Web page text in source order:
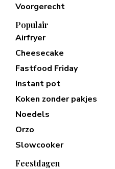
Voorgerecht
Populair
Airfryer
Cheesecake
Fastfood Friday
Instant pot
Koken zonder pakjes
Noedels
Orzo
Slowcooker
Feestdagen